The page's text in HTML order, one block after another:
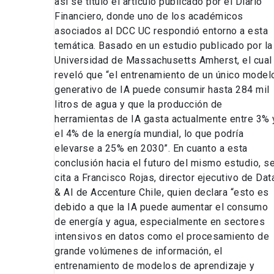
Financiero, donde uno de los académicos
asociados al DCC UC respondió entorno a esta
temática. Basado en un estudio publicado por la
Universidad de Massachusetts Amherst, el cual
reveló que “el entrenamiento de un único
generativo de IA puede consumir hasta 284 mil
litros de agua y que la producción de
herramientas de IA gasta actualmente entre 3%
el 4% de la energía mundial, lo que podría
elevarse a 25% en 2030”. En cuanto a esta
conclusión hacia el futuro del mismo estudio,
cita a Francisco Rojas, director ejecutivo de
& AI de Accenture Chile, quien declara “esto es
debido a que la IA puede aumentar el consumo
de energía y agua, especialmente en sectores
intensivos en datos como el procesamiento de
grande volúmenes de información, el
entrenamiento de modelos de aprendizaje y
ambiental